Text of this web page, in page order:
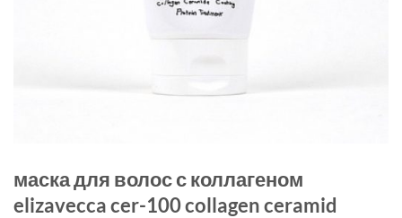
маска для волос с коллагеном
elizavecca cer-100 collagen ceramid